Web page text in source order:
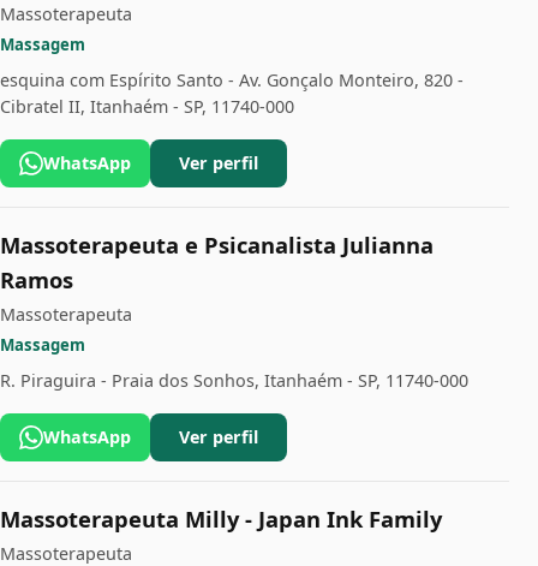
Massoterapeuta
Massagem
esquina com Espírito Santo - Av. Gonçalo Monteiro, 820 -
Cibratel II, Itanhaém - SP, 11740-000
WhatsApp Ver perfil
Massoterapeuta e Psicanalista Julianna
Ramos
Massoterapeuta
Massagem
R. Piraguira - Praia dos Sonhos, Itanhaém - SP, 11740-000
WhatsApp Ver perfil
Massoterapeuta Milly - Japan Ink Family
Massoterapeuta